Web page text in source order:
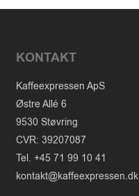
KONTAKT
Kaffeexpressen ApS
Østre Allé 6
9530 Støvring
CVR: 39207087
Tel. +45 71 99 10 41
kontakt@kaffeexpressen.dk